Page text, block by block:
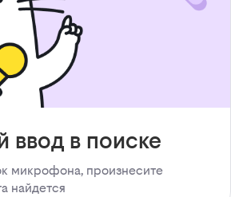
ввод в поиске
микрофона, произнесите
найдется